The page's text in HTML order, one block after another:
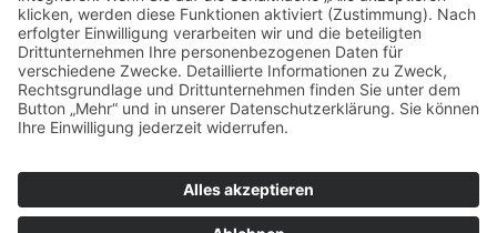
Impressum
Datenschutz
Cookie-Einstellungen
Copyright © 2026 Freiwillige Feuerwehr Windach
×
112